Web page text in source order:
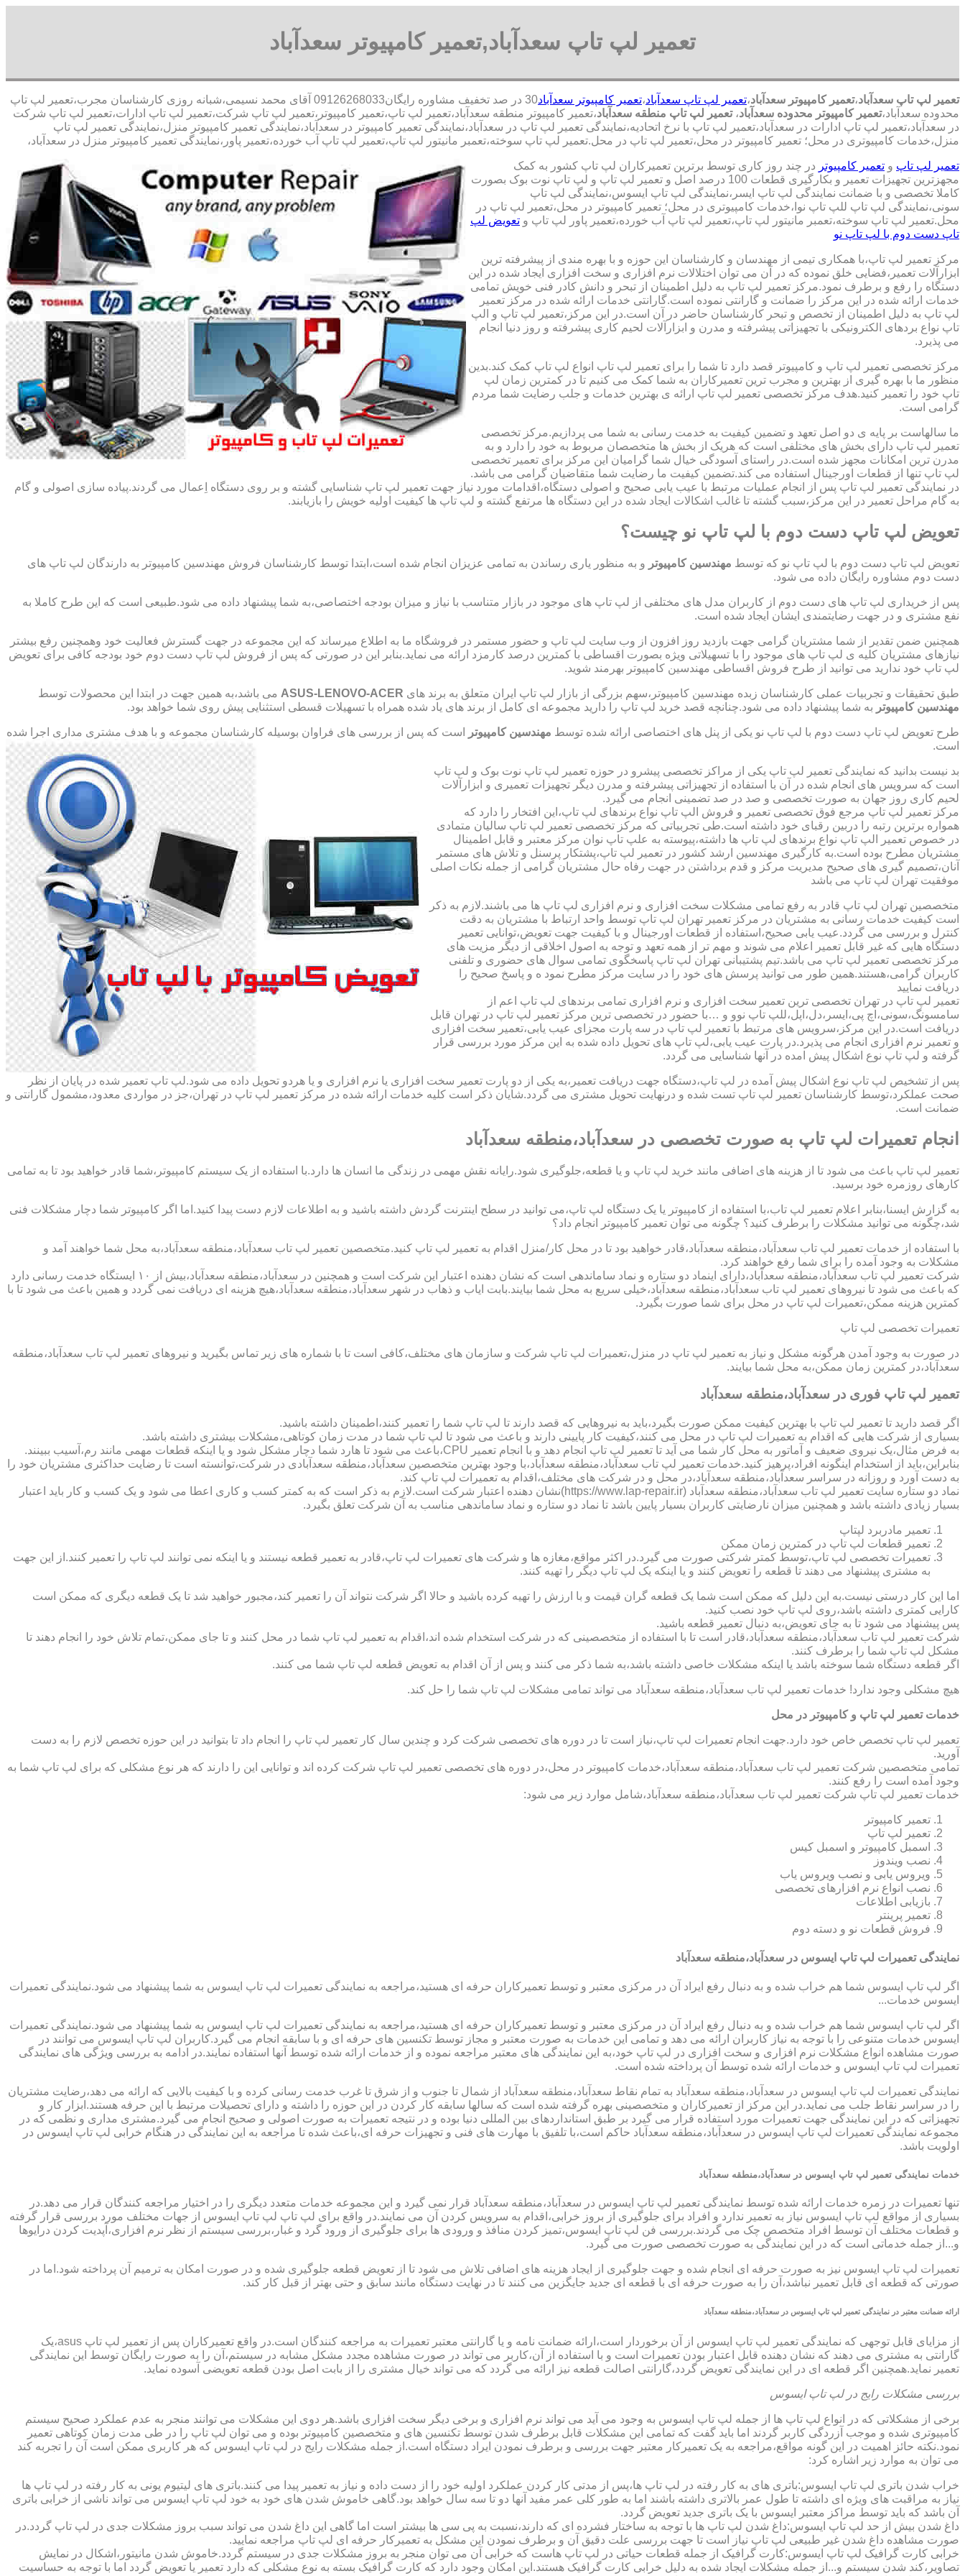
تعمیر لپ تاپ سعدآباد,تعمیر کامپیوتر سعدآباد
تعمیر لپ تاپ سعدآباد،تعمیر کامپیوتر سعدآباد،تعمیر لپ تاپ سعدآباد،تعمیر کامپیوتر سعدآباد
30 در صد تخفیف مشاوره رایگان09126268033 آقای محمد نسیمی،شبانه روزی کارشناسان مجرب،تعمیر لپ تاپ
محدوده سعدآباد،تعمیر کامپیوتر محدوده سعدآباد، تعمیر لپ تاپ منطقه سعدآباد،تعمیر کامپیوتر منطقه سعدآباد،تعمیر لپ تاپ،تعمیر کامپیوتر،تعمیر لپ تاپ شرکت،تعمیر لپ تاپ ادارات،تعمیر لپ تاپ شرکت
در سعدآباد،تعمیر لپ تاپ ادارات در سعدآباد،تعمیر لپ تاپ با نرخ اتحادیه،نمایندگی تعمیر لپ تاپ در سعدآباد،نمایندگی تعمیر کامپیوتر در سعدآباد،نمایندگی تعمیر کامپیوتر منزل،نمایندگی تعمیر لپ تاپ
منزل،خدمات کامپیوتری در محل؛ تعمیر کامپیوتر در محل،تعمیر لپ تاپ در محل.تعمیر لپ تاپ سوخته،تعمبر مانیتور لپ تاپ،تعمیر لپ تاپ آب خورده،تعمیر پاور،نمایندگی تعمیر کامپیوتر منزل در سعدآباد،
تعمیر لپ تاپ و تعمیر کامپیوتر در چند روز کاری توسط برترین تعمیرکاران لپ تاپ کشور به کمک
مجهزترین تجهیزات تعمیر و بکارگیری قطعات 100 درصد اصل و تعمیر لپ تاپ و لپ تاپ نوت بوک بصورت
کاملا تخصصی و با ضمانت نمایندگی لپ تاپ ایسر،نمایندگی لپ تاپ ایسوس،نمایندگی لپ تاپ
سونی،نمایندگی لپ تاپ للپ تاپ نوا،خدمات کامپیوتری در محل؛ تعمیر کامپیوتر در محل،تعمیر لپ تاپ در
محل.تعمیر لپ تاپ سوخته،تعمبر مانیتور لپ تاپ،تعمیر لپ تاپ آب خورده،تعمیر پاور لپ تاپ و تعویض لپ
تاپ دست دوم با لپ تاپ نو
مرکز تعمیر لپ تاپ،با همکاری تیمی از مهندسان و کارشناسان این حوزه و با بهره مندی از پیشرفته ترین
ابزارآلات تعمیر،فضایی خلق نموده که در آن می توان اختلالات نرم افزاری و سخت افزاری ایجاد شده در این
دستگاه را رفع و برطرف نمود.مرکز تعمیر لپ تاپ به دلیل اطمینان از تبحر و دانش کادر فنی خویش تمامی
خدمات ارائه شده در این مرکز را ضمانت و گارانتی نموده است.گارانتی خدمات ارائه شده در مرکز تعمیر
لپ تاپ به دلیل اطمینان از تخصص و تبحر کارشناسان حاضر در آن است.در این مرکز،تعمیر لپ تاپ و الپ
تاپ نواع بردهای الکترونیکی با تجهیزاتی پیشرفته و مدرن و ابزارآلات لحیم کاری پیشرفته و روز دنیا انجام
می پذیرد.
مرکز تخصصی تعمیر لپ تاپ و کامپیوتر قصد دارد تا شما را برای تعمیر لپ تاپ انواع لپ تاپ کمک کند.بدین
منظور ما با بهره گیری از بهترین و مجرب ترین تعمیرکاران به شما کمک می کنیم تا در کمترین زمان لپ
تاپ خود را تعمیر کنید.هدف مرکز تخصصی تعمیر لپ تاپ ارائه ی بهترین خدمات و جلب رضایت شما مردم
گرامی است.
ما سالهاست بر پایه ی دو اصل تعهد و تضمین کیفیت به خدمت رسانی به شما می پردازیم.مرکز تخصصی
تعمیر لپ تاپ دارای بخش های مختلفی است که هریک از بخش ها متخصصان مربوط به خود را دارد و به
مدرن ترین امکانات مجهز شده است.در راستای آسودگی خیال شما گرامیان این مرکز برای تعمیر تخصصی
لپ تاپ تنها از قطعات اورجینال استفاده می کند.تضمین کیفیت ما رضایت شما متقاضیان گرامی می باشد.
در نمایندگی تعمیر لپ تاپ پس از انجام عملیات مرتبط با عیب یابی صحیح و اصولی دستگاه،اقدامات مورد نیاز جهت تعمیر لپ تاپ شناسایی گشته و بر روی دستگاه اِعمال می گردند.پیاده سازی اصولی و گام
به گام مراحل تعمیر در این مرکز،سبب گشته تا غالب اشکالات ایجاد شده در این دستگاه ها مرتفع گشته و لپ تاپ ها کیفیت اولیه خویش را بازیابند.
تعویض لپ تاپ دست دوم با لپ تاپ نو چیست؟
تعویض لپ تاپ دست دوم با لپ تاپ نو که توسط مهندسین کامپیوتر و به منظور یاری رساندن به تمامی عزیزان انجام شده است،ابتدا توسط کارشناسان فروش مهندسین کامپیوتر به دارندگان لپ تاپ های
دست دوم مشاوره رایگان داده می شود.
پس از خریداری لپ تاپ های دست دوم از کاربران مدل های مختلفی از لپ تاپ های موجود در بازار متناسب با نیاز و میزان بودجه اختصاصی،به شما پیشنهاد داده می شود.طبیعی است که این طرح کاملا به
نفع مشتری و در جهت رضایتمندی ایشان ایجاد شده است.
همچنین ضمن تقدیر از شما مشتریان گرامی جهت بازدید روز افزون از وب سایت لپ تاپ و حضور مستمر در فروشگاه ما به اطلاع میرساند که این مجموعه در جهت گسترش فعالیت خود وهمچنین رفع بیشتر
نیازهای مشتریان کلیه ی لپ تاپ های موجود را با تسهیلاتی ویژه بصورت اقساطی با کمترین درصد کارمزد ارائه می نماید.بنابر این در صورتی که پس از فروش لپ تاپ دست دوم خود بودجه کافی برای تعویض
لپ تاپ خود ندارید می توانید از طرح فروش اقساطی مهندسین کامپیوتر بهرمند شوید.
طبق تحقیقات و تجربیات عملی کارشناسان زبده مهندسین کامپیوتر،سهم بزرگی از بازار لپ تاپ ایران متعلق به برند های ASUS-LENOVO-ACER می باشد،به همین جهت در ابتدا این محصولات توسط
مهندسین کامپیوتر به شما پیشنهاد داده می شود.چنانچه قصد خرید لپ تاپ را دارید مجموعه ای کامل از برند های یاد شده همراه با تسهیلات قسطی استثنایی پیش روی شما خواهد بود.
طرح تعویض لپ تاپ دست دوم با لپ تاپ نو یکی از پنل های اختصاصی ارائه شده توسط مهندسین کامپیوتر
است که پس از بررسی های فراوان بوسیله کارشناسان مجموعه و با هدف مشتری مداری اجرا شده
است.
بد نیست بدانید که نمایندگی تعمیر لپ تاپ یکی از مراکز تخصصی پیشرو در حوزه تعمیر لپ تاپ نوت بوک و لپ تاپ
است که سرویس های انجام شده در آن با استفاده از تجهیزاتی پیشرفته و مدرن دیگر تجهیزات تعمیری و ابزارآلات
لحیم کاری روز جهان به صورت تخصصی و صد در صد تضمینی انجام می گیرد.
مرکز تعمیر لپ تاپ مرجع فوق تخصصی تعمیر و فروش الپ تاپ نواع برندهای لپ تاپ،این افتخار را دارد که
همواره برترین رتبه را دربین رقبای خود داشته است.طی تجربیاتی که مرکز تخصصی تعمیر لپ تاپ سالیان متمادی
در خصوص تعمیر الپ تاپ نواع برندهای لپ تاپ ها داشته،پیوسته به علپ تاپ نوان مرکز معتبر و قابل اطمینال
مشتریان مطرح بوده است.به کارگیری مهندسین ارشد کشور در تعمیر لپ تاپ،پشتکار پرسنل و تلاش های مستمر
آنان،تصمیم گیری های صحیح مدیریت مرکز و قدم برداشتن در جهت رفاه حال مشتریان گرامی از جمله نکات اصلی
موفقیت تهران لپ تاپ می باشد
متخصصین تهران لپ تاپ قادر به رفع تمامی مشکلات سخت افزاری و نرم افزاری لپ تاپ ها می باشند.لازم به ذکر
است کیفیت خدمات رسانی به مشتریان در مرکز تعمیر تهران لپ تاپ توسط واحد ارتباط با مشتریان به دقت
کنترل و بررسی می گردد.عیب یابی صحیح،استفاده از قطعات اورجینال و با کیفیت جهت تعویض،توانایی تعمیر
دستگاه هایی که غیر قابل تعمیر اعلام می شوند و مهم تر از همه تعهد و توجه به اصول اخلاقی از دیگر مزیت های
مرکز تخصصی تعمیر لپ تاپ می باشد.تیم پشتیبانی تهران لپ تاپ پاسخگوی تمامی سوال های حضوری و تلفنی
کاربران گرامی،هستند.همین طور می توانید پرسش های خود را در سایت مرکز مطرح نمود ه و پاسخ صحیح را
دریافت نمایید
تعمیر لپ تاپ در تهران تخصصی ترین تعمیر سخت افزاری و نرم افزاری تمامی برندهای لپ تاپ اعم از
سامسونگ،سونی،اچ پی،ایسر،دل،اپل،للپ تاپ نوو و …با حضور در تخصصی ترین مرکز تعمیر لپ تاپ در تهران قابل
دریافت است.در این مرکز،سرویس های مرتبط با تعمیر لپ تاپ در سه پارت مجزای عیب یابی،تعمیر سخت افزاری
و تعمیر نرم افزاری انجام می پذیرد.در پارت عیب یابی،لپ تاپ های تحویل داده شده به این مرکز مورد بررسی قرار
گرفته و لپ تاپ نوع اشکال پیش امده در آنها شناسایی می گردد.
پس از تشخیص لپ تاپ نوع اشکال پیش آمده در لپ تاپ،دستگاه جهت دریافت تعمیر،به یکی از دو پارت تعمیر سخت افزاری یا نرم افزاری و یا هردو تحویل داده می شود.لپ تاپ تعمیر شده در پایان از نظر
صحت عملکرد،توسط کارشناسان تعمیر لپ تاپ تست شده و درنهایت تحویل مشتری می گردد.شایان ذکر است کلیه خدمات ارائه شده در مرکز تعمیر لپ تاپ در تهران،جز در مواردی معدود،مشمول گارانتی و
ضمانت است.
انجام تعمیرات لپ تاپ به صورت تخصصی در سعدآباد،منطقه سعدآباد
تعمیر لپ تاپ باعث می شود تا از هزینه های اضافی مانند خرید لپ تاپ و یا قطعه،جلوگیری شود.رایانه نقش مهمی در زندگی ما انسان ها دارد.با استفاده از یک سیستم کامپیوتر،شما قادر خواهید بود تا به تمامی
کارهای روزمره خود برسید.
به گزارش ایسنا،بنابر اعلام تعمیر لپ تاب،با استفاده از کامپیوتر یا یک دستگاه لپ تاپ،می توانید در سطح اینترنت گردش داشته باشید و به اطلاعات لازم دست پیدا کنید.اما اگر کامپیوتر شما دچار مشکلات فنی
شد،چگونه می توانید مشکلات را برطرف کنید؟ چگونه می توان تعمیر کامپیوتر انجام داد؟
با استفاده از خدمات تعمیر لپ تاب سعدآباد،منطقه سعدآباد،قادر خواهید بود تا در محل کار/منزل اقدام به تعمیر لپ تاپ کنید.متخصصین تعمیر لپ تاب سعدآباد،منطقه سعدآباد،به محل شما خواهند آمد و
مشکلات به وجود آمده را برای شما رفع خواهند کرد.
شرکت تعمیر لپ تاب سعدآباد،منطقه سعدآباد،دارای اینماد دو ستاره و نماد ساماندهی است که نشان دهنده اعتبار این شرکت است و همچنین در سعدآباد،منطقه سعدآباد،بیش از ۱۰ ایستگاه خدمت رسانی دارد
که باعث می شود تا نیروهای تعمیر لپ تاب سعدآباد،منطقه سعدآباد،خیلی سریع به محل شما بیایند.بابت ایاب و ذهاب در شهر سعدآباد،منطقه سعدآباد،هیچ هزینه ای دریافت نمی گردد و همین باعث می شود تا با
کمترین هزینه ممکن،تعمیرات لپ تاپ در محل برای شما صورت بگیرد.
تعمیرات تخصصی لپ تاپ
در صورت به وجود آمدن هرگونه مشکل و نیاز به تعمیر لپ تاپ در منزل،تعمیرات لپ تاپ شرکت و سازمان های مختلف،کافی است تا با شماره های زیر تماس بگیرید و نیروهای تعمیر لپ تاب سعدآباد،منطقه
سعدآباد،در کمترین زمان ممکن،به محل شما بیایند.
تعمیر لپ تاپ فوری در سعدآباد،منطقه سعدآباد
اگر قصد دارید تا تعمیر لپ تاپ با بهترین کیفیت ممکن صورت بگیرد،باید به نیروهایی که قصد دارند تا لپ تاپ شما را تعمیر کنند،اطمینان داشته باشید.
بسیاری از شرکت هایی که اقدام به تعمیرات لپ تاپ در محل می کنند،کیفیت کار پایینی دارند و باعث می شود تا لپ تاپ شما در مدت زمان کوتاهی،مشکلات بیشتری داشته باشد.
به فرض مثال،یک نیروی ضعیف و آماتور به محل کار شما می آید تا تعمیر لپ تاپ انجام دهد و با انجام تعمیر CPU،باعث می شود تا هارد شما دچار مشکل شود و یا اینکه قطعات مهمی مانند رم،آسیب ببینند.
بنابراین،باید از استخدام اینگونه افراد،پرهیز کنید.خدمات تعمیر لپ تاب سعدآباد،منطقه سعدآباد،با وجود بهترین متخصصین سعدآباد،منطقه سعدآبادی در شرکت،توانسته است تا رضایت حداکثری مشتریان خود را
به دست آورد و روزانه در سراسر سعدآباد،منطقه سعدآباد،در محل و در شرکت های مختلف،اقدام به تعمیرات لپ تاپ کند.
نماد دو ستاره سایت تعمیر لپ تاب سعدآباد،منطقه سعدآباد (https://www.lap-repair.ir)نشان دهنده اعتبار شرکت است.لازم به ذکر است که به کمتر کسب و کاری اعطا می شود و یک کسب و کار باید اعتبار
بسیار زیادی داشته باشد و همچنین میزان نارضایتی کاربران بسیار پایین باشد تا نماد دو ستاره و نماد ساماندهی مناسب به آن شرکت تعلق بگیرد.
تعمیر مادربرد لپتاپ
تعمیر قطعات لپ تاپ در کمترین زمان ممکن
تعمیرات تخصصی لپ تاپ،توسط کمتر شرکتی صورت می گیرد.در اکثر مواقع،مغازه ها و شرکت های تعمیرات لپ تاپ،قادر به تعمیر قطعه نیستند و یا اینکه نمی توانند لپ تاپ را تعمیر کنند.از این جهت
به مشتری پیشنهاد می دهند تا قطعه را تعویض کنند و یا اینکه یک لپ تاپ دیگر را تهیه کنند.
اما این کار درستی نیست.به این دلیل که ممکن است شما یک قطعه گران قیمت و با ارزش را تهیه کرده باشید و حالا اگر شرکت نتواند آن را تعمیر کند،مجبور خواهید شد تا یک قطعه دیگری که ممکن است
کارایی کمتری داشته باشد،روی لپ تاپ خود نصب کنید.
پس پیشنهاد می شود تا به جای تعویض،به دنبال تعمیر قطعه باشید.
شرکت تعمیر لپ تاب سعدآباد،منطقه سعدآباد،قادر است تا با استفاده از متخصصینی که در شرکت استخدام شده اند،اقدام به تعمیر لپ تاپ شما در محل کنند و تا جای ممکن،تمام تلاش خود را انجام دهند تا
مشکل لپ تاپ شما را برطرف کنند.
اگر قطعه دستگاه شما سوخته باشد یا اینکه مشکلات خاصی داشته باشد،به شما ذکر می کنند و پس از آن اقدام به تعویض قطعه لپ تاپ شما می کنند.
هیچ مشکلی وجود ندارد! خدمات تعمیر لپ تاب سعدآباد،منطقه سعدآباد می تواند تمامی مشکلات لپ تاپ شما را حل کند.
خدمات تعمیر لپ تاپ و کامپیوتر در محل
تعمیر لپ تاپ تخصص خاص خود دارد.جهت انجام تعمیرات لپ تاپ،نیاز است تا در دوره های تخصصی شرکت کرد و چندین سال کار تعمیر لپ تاپ را انجام داد تا بتوانید در این حوزه تخصص لازم را به دست
آورید.
تمامی متخصصین شرکت تعمیر لپ تاب سعدآباد،منطقه سعدآباد،خدمات کامپیوتر در محل،در دوره های تخصصی تعمیر لپ تاپ شرکت کرده اند و توانایی این را دارند که هر نوع مشکلی که برای لپ تاپ شما به
وجود آمده است را رفع کنند.
خدمات تعمیر لپ تاپ شرکت تعمیر لپ تاب سعدآباد،منطقه سعدآباد،شامل موارد زیر می شود:
تعمیر کامپیوتر
تعمیر لپ تاپ
اسمبل کامپیوتر و اسمبل کیس
نصب ویندوز
ویروس یابی و نصب ویروس یاب
نصب انواع نرم افزارهای تخصصی
بازیابی اطلاعات
تعمیر پرینتر
فروش قطعات نو و دسته دوم
نمایندگی تعمیرات لپ تاپ ایسوس در سعدآباد،منطقه سعدآباد
اگر لپ تاپ ایسوس شما هم خراب شده و به دنبال رفع ایراد آن در مرکزی معتبر و توسط تعمیرکاران حرفه ای هستید،مراجعه به نمایندگی تعمیرات لپ تاپ ایسوس به شما پیشنهاد می شود.نمایندگی تعمیرات
ایسوس خدمات...
اگر لپ تاپ ایسوس شما هم خراب شده و به دنبال رفع ایراد آن در مرکزی معتبر و توسط تعمیرکاران حرفه ای هستید،مراجعه به نمایندگی تعمیرات لپ تاپ ایسوس به شما پیشنهاد می شود.نمایندگی تعمیرات
ایسوس خدمات متنوعی را با توجه به نیاز کاربران ارائه می دهد و تمامی این خدمات به صورت معتبر و مجاز توسط تکنسین های حرفه ای و با سابقه انجام می گیرد.کاربران لپ تاپ ایسوس می توانند در
صورت مشاهده انواع مشکلات نرم افزاری و سخت افزاری در لپ تاپ خود،به این نمایندگی های معتبر مراجعه نموده و از خدمات ارائه شده توسط آنها استفاده نمایند.در ادامه به بررسی ویژگی های نمایندگی
تعمیرات لپ تاپ ایسوس و خدمات ارائه شده توسط آن پرداخته شده است.
نمایندگی تعمیرات لپ تاپ ایسوس در سعدآباد،منطقه سعدآباد به تمام نقاط سعدآباد،منطقه سعدآباد از شمال تا جنوب و از شرق تا غرب خدمت رسانی کرده و با کیفیت بالایی که ارائه می دهد،رضایت مشتریان
را در سراسر نقاط جلب می نماید.در این مرکز از تعمیرکاران و متخصصینی بهره گرفته شده است که سالها سابقه کار کردن در این حوزه را داشته و دارای تحصیلات مرتبط با این حرفه هستند.ابزار کار و
تجهیزاتی که در این نمایندگی جهت تعمیرات مورد استفاده قرار می گیرد بر طبق استانداردهای بین المللی دنیا بوده و در نتیجه تعمیرات به صورت اصولی و صحیح انجام می گیرد.مشتری مداری و نظمی که در
مجموعه نمایندگی تعمیرات لپ تاپ ایسوس در سعدآباد،منطقه سعدآباد حاکم است،با تلفیق با مهارت های فنی و تجهیزات حرفه ای،باعث شده تا مراجعه به این نمایندگی در هنگام خرابی لپ تاپ ایسوس در
اولویت باشد.
خدمات نمایندگی تعمیر لپ تاپ ایسوس در سعدآباد،منطقه سعدآباد
تنها تعمیرات در زمره خدمات ارائه شده توسط نمایندگی تعمیر لپ تاپ ایسوس در سعدآباد،منطقه سعدآباد قرار نمی گیرد و این مجموعه خدمات متعدد دیگری را در اختیار مراجعه کنندگان قرار می دهد.در
بسیاری از مواقع لپ تاپ ایسوس نیاز به تعمیر ندارد و افراد برای جلوگیری از بروز خرابی،اقدام به سرویس کردن آن می نمایند.در واقع برای لپ تاپ لپ تاپ ایسوس از جهات مختلف مورد بررسی قرار گرفته
و قطعات مختلف آن توسط افراد متخصص چک می گردند.بررسی فن لپ تاپ ایسوس،تمیز کردن منافذ و ورودی ها برای جلوگیری از ورود گرد و غبار،بررسی سیستم از نظر نرم افزاری،آپدیت کردن درایوها
و...از جمله خدماتی است که در این نمایندگی به صورت تخصصی صورت می گیرد.
تعمیرات لپ تاپ ایسوس نیز به صورت حرفه ای انجام شده و جهت جلوگیری از ایجاد هزینه های اضافی تلاش می شود تا از تعویض قطعه جلوگیری شده و در صورت امکان به ترمیم آن پرداخته شود.اما در
صورتی که قطعه ای قابل تعمیر نباشد،آن را به صورت حرفه ای با قطعه ای جدید جایگزین می کنند تا در نهایت دستگاه مانند سابق و حتی بهتر از قبل کار کند.
ارائه ضمانت معتبر در نمایندگی تعمیر لپ تاپ ایسوس در سعدآباد،منطقه سعدآباد
از مزایای قابل توجهی که نمایندگی تعمیر لپ تاپ ایسوس از آن برخوردار است،ارائه ضمانت نامه و یا گارانتی معتبر تعمیرات به مراجعه کنندگان است.در واقع تعمیرکاران پس از تعمیر لپ تاپ asus،یک
گارانتی به مشتری می دهند که نشان دهنده قابل اعتبار بودن تعمیرات است و با استفاده از آن،کاربر می تواند در صورت مشاهده مجدد مشکل مشابه در سیستم،آن را به صورت رایگان توسط این نمایندگی
تعمیر نماید.همچنین اگر قطعه ای در این نمایندگی تعویض گردد،گارانتی اصالت قطعه نیز ارائه می گردد که می تواند خیال مشتری را از بابت اصل بودن قطعه تعویضی آسوده نماید.
بررسی مشکلات رایج در لپ تاپ ایسوس
برخی از مشکلاتی که در انواع لپ تاپ ها از جمله لپ تاپ ایسوس به وجود می آید می تواند نرم افزاری و برخی دیگر سخت افزاری باشد.هر دوی این مشکلات می توانند منجر به عدم عملکرد صحیح سیستم
کامپیوتری شده و موجب آزردگی کاربر گردند اما باید گفت که تمامی این مشکلات قابل برطرف شدن توسط تکنسین های و متخصصین کامپیوتر بوده و می توان لپ تاپ را در طی مدت زمان کوتاهی تعمیر
نمود.نکته حائز اهمیت در این گونه مواقع،مراجعه به یک تعمیرکار معتبر جهت بررسی و برطرف نمودن ایراد دستگاه است.از جمله مشکلات رایج در لپ تاپ ایسوس که هر کاربری ممکن است آن را تجربه کند
می توان به موارد زیر اشاره کرد:
خراب شدن باتری لپ تاپ ایسوس:باتری های به کار رفته در لپ تاپ ها،پس از مدتی کار کردن عملکرد اولیه خود را از دست داده و نیاز به تعمیر پیدا می کنند.باتری های لیتیوم یونی به کار رفته در لپ تاپ ها
نیاز به مراقبت های ویژه ای داشته تا طول عمر بالاتری داشته باشند اما به طور کلی عمر مفید آنها دو تا سه سال خواهد بود.گاهی خاموش شدن های خود به خود لپ تاپ ایسوس می تواند ناشی از خرابی باتری
آن باشد که باید توسط مراکز معتبر ایسوس با یک باتری جدید تعویض گردد.
داغ شدن بیش از حد لپ تاپ ایسوس:داغ شدن لپ تاپ ها با توجه به ساختار فشرده ای که دارند،نسبت به پی سی ها بیشتر است اما گاهی این داغ شدن می تواند سبب بروز مشکلات جدی در لپ تاپ گردد.در
صورت مشاهده داغ شدن غیر طبیعی لپ تاپ نیاز است تا جهت بررسی علت دقیق آن و برطرف نمودن این مشکل به تعمیرکار حرفه ای لپ تاپ مراجعه نمایید.
خرابی کارت گرافیک لپ تاپ ایسوس:کارت گرافیک از جمله قطعات حیاتی در لپ تاپ هاست که خرابی آن می توان منجر به بروز مشکلات جدی در سیستم گردد.خاموش شدن مانیتور،اشکال در نمایش
تصاویر،کند شدن سیستم و...از جمله مشکلات ایجاد شده به دلیل خرابی کارت گرافیک هستند.این امکان وجود دارد که کارت گرافیک بسته به نوع مشکلی که دارد تعمیر یا تعویض گردد اما با توجه به حساسیت